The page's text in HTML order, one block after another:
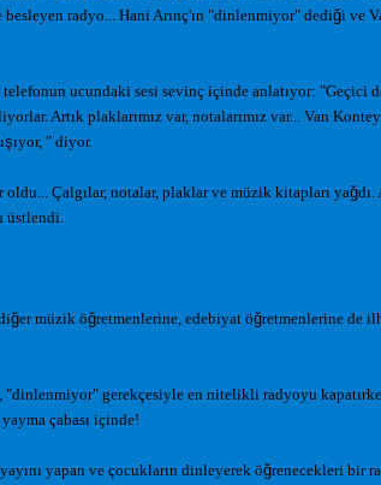
radyo... Hani Arınç'ın "dinlenmiyor" dediği ve
ucundaki sesi sevinç içinde anlatıyor: "Geçici
Artık plaklarımız var, notalarımız var... Van
şıyor, " diyor.
Çalgılar, notalar, plaklar ve müzik kitapları yağdı.
üstlendi.
ğer müzik öğretmenlerine, edebiyat öğretmenlerine de
"dinlenmiyor" gerekçesiyle en nitelikli radyoyu
çabası içinde!
yapan ve çocukların dinleyerek öğrenecekleri bir